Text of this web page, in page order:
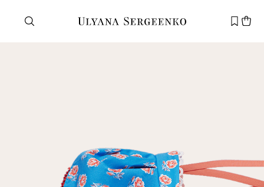
Новый
клиент